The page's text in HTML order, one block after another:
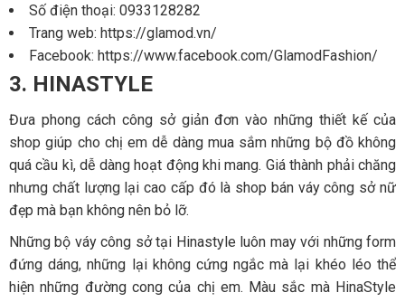
Số điện thoại: 0933128282
Trang web: https://glamod.vn/
Facebook: https://www.facebook.com/GlamodFashion/
3. HINASTYLE
Đưa phong cách công sở giản đơn vào những thiết kế của
shop giúp cho chị em dễ dàng mua sắm những bộ đồ không
quá cầu kì, dễ dàng hoạt động khi mang. Giá thành phải chăng
nhưng chất lượng lại cao cấp đó là shop bán váy công sở nữ
đẹp mà bạn không nên bỏ lỡ.
Những bộ váy công sở tại Hinastyle luôn may với những form
đứng dáng, những lại không cứng ngắc mà lại khéo léo thể
hiện những đường cong của chị em. Màu sắc mà HinaStyle